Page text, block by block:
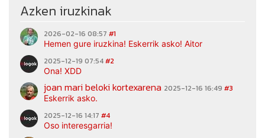
Azken iruzkinak
2026-02-16 08:57 #1
Hemen gure iruzkina! Eskerrik asko! Aitor
2025-12-19 07:54#2
Ona! XDD
joan mari beloki kortexarena 2025-12-16 16:49 #3
Eskerrik asko.
2025-12-16 14:17 #4
Oso interesgarria!